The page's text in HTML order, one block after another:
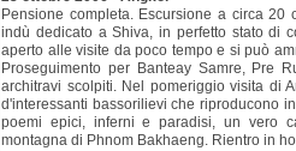
Pensione completa. Escursione a circa
indù dedicato a Shiva, in perfetto stato di
aperto alle visite da poco tempo e si può
Proseguimento per Banteay Samre, Pre
architravi scolpiti. Nel pomeriggio visita di
d'interessanti bassorilievi che riproducono
poemi epici, inferni e paradisi, un vero
montagna di Phnom Bakhaeng. Rientro in